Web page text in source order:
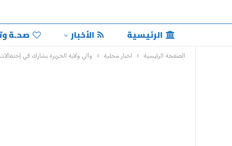
الرئيسية الأخبار صحـة
الصفحة الرئيسية اخبار محلية والي ولاية الجزيرة يشارك في